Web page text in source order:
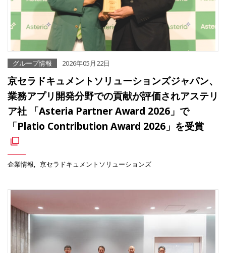
グループ情報 2026年05月22日
京セラドキュメントソリューションズジャパン、
業務アプリ開発分野での貢献が評価されアステリ
ア社 「Asteria Partner Award 2026」で
「Platio Contribution Award 2026」を受賞
企業情報 京セラドキュメントソリューションズ